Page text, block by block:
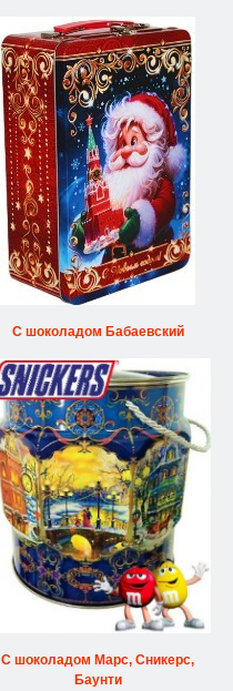
С шоколадом Бабаевский
С шоколадом Марс, Сникерс,
Баунти